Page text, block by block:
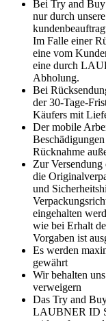
Bei Try and
nur durch
Im Falle einer
eine vom
eine durch
Abholung.
Bei
der 30-Tage-
Käufers mit
Der mobile
Rücknahme
Zur Versendung
die
und
eingehalten
wie bei Erhalt
Vorgaben ist
Es werden
gewährt
Wir behalten
verweigern
Das Try and
LAUBNER ID